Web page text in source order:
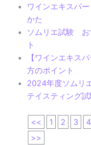
ワインエキスパ
かた
ソムリエ試験 お
ト
【ワインエキス
方のポイント
2024年度ソムリ
テイスティング
<< 1 2 3 4
>>